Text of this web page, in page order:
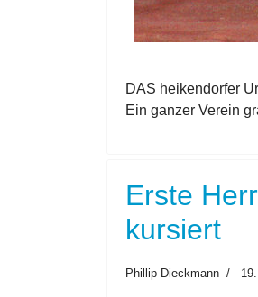
DAS heikendorfer
Ein ganzer Verein
Erste
kursiert
Phillip Dieckmann